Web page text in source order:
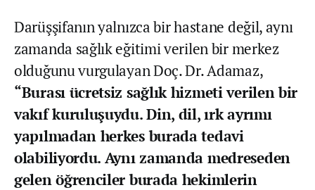
Darüşşifanın yalnızca bir hastane değil, aynı
zamanda sağlık eğitimi verilen bir merkez
olduğunu vurgulayan Doç. Dr. Adamaz,
“Burası ücretsiz sağlık hizmeti verilen bir
vakıf kuruluşuydu. Din, dil, ırk ayrımı
yapılmadan herkes burada tedavi
olabiliyordu. Aynı zamanda medreseden
gelen öğrenciler burada hekimlerin